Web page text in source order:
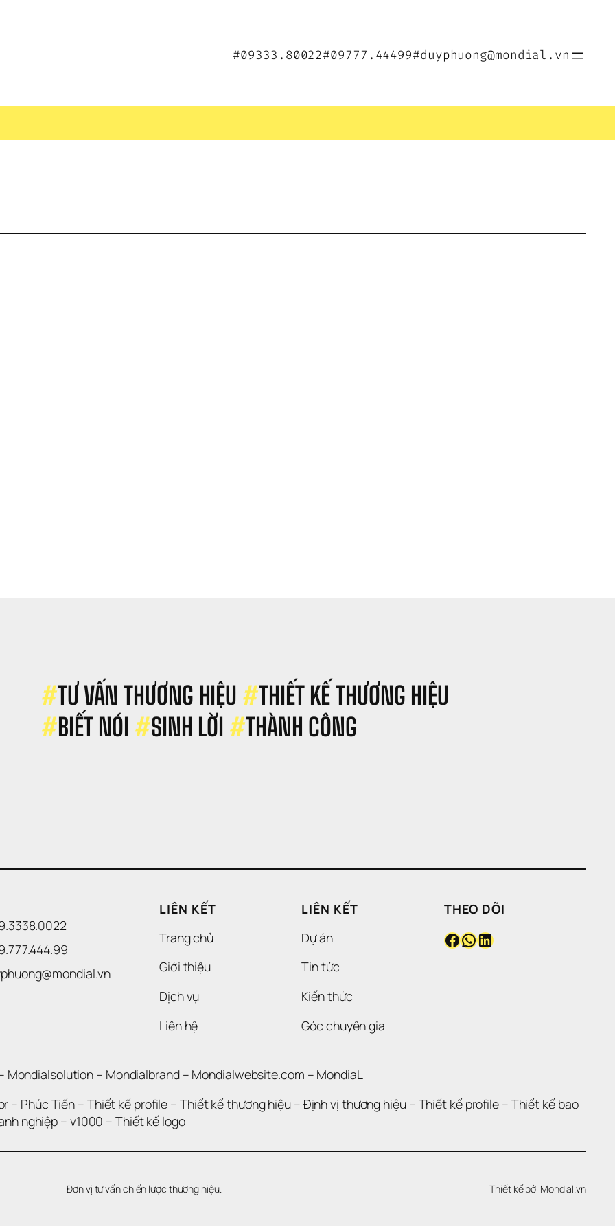
#09333.80022#09777.44499#duyphuong@mondial.vn
#TƯ VẤN THƯƠNG HIỆU #THIẾT KẾ THƯƠNG HIỆU
#BIẾT NÓI #SINH LỜI #THÀNH CÔNG
LIÊN KẾT
Trang chủ
Giới thiệu
Dịch vụ
Liên hệ
LIÊN KẾT
Dự án
Tin tức
Kiến thức
Góc chuyên gia
THEO DÕI
Facebook WhatsApp LinkedIn
Mondialsolution – Mondialbrand – Mondialwebsite.com – MondiaL
– Phúc Tiến – Thiết kế profile – Thiết kế thương hiệu – Định vị thương hiệu – Thiết kế profile – Thiết kế bao
nghiệp – v1000 – Thiết kế logo
Đơn vị tư vấn chiến lược thương hiệu. Thiết kế bởi Mondial.vn